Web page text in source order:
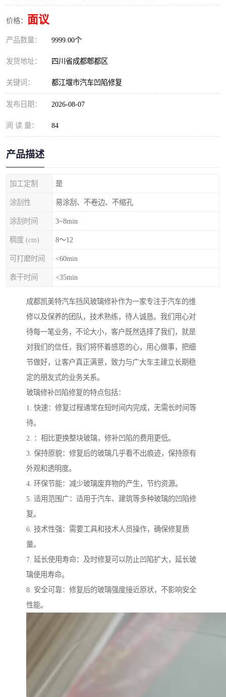
价格： 面议
产品数量： 9999.00个
发货地址： 四川省成都郫都区
关键词： 都江堰市汽车凹陷修复
发布日期： 2026-08-07
阅 读 量： 84
产品描述
加工定制 是
涂刮性 易涂刮、不卷边、不缩孔
涂刮时间 3~8min
稠度 (cm) 8～12
可打磨时间 <60min
表干时间 <35min
成都凯美特汽车挡风玻璃修补作为一家专注于汽车的维
修以及保养的团队，技术熟练，待人诚恳。我们用心对
待每一笔业务，不论大小，客户既然选择了我们，就是
对我们的信任，我们将怀着感恩的心，用心做事，把细
节做好，让客户真正满意，致力与广大车主建立长期稳
定的朋友式的业务关系。
玻璃修补凹陷修复的特点包括：
1. 快速：修复过程通常在短时间内完成，无需长时间等
待。
2. ：相比更换整块玻璃，修补凹陷的费用更低。
3. 保持原貌：修复后的玻璃几乎看不出痕迹，保持原有
外观和透明度。
4. 环保节能：减少玻璃废弃物的产生，节约资源。
5. 适用范围广：适用于汽车、建筑等多种玻璃的凹陷修
复。
6. 技术性强：需要工具和技术人员操作，确保修复质
量。
7. 延长使用寿命：及时修复可以防止凹陷扩大，延长玻
璃使用寿命。
8. 安全可靠：修复后的玻璃强度接近原状，不影响安全
性能。